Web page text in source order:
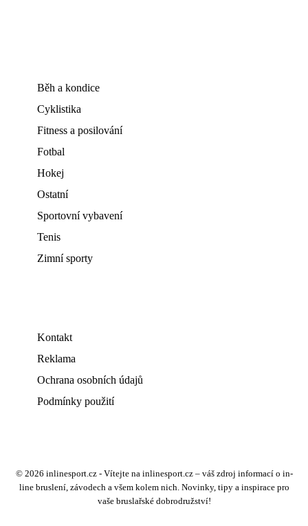
Běh a kondice
Cyklistika
Fitness a posilování
Fotbal
Hokej
Ostatní
Sportovní vybavení
Tenis
Zimní sporty
Kontakt
Reklama
Ochrana osobních údajů
Podmínky použití
© 2026 inlinesport.cz - Vítejte na inlinesport.cz – váš zdroj informací o in-
line bruslení, závodech a všem kolem nich. Novinky, tipy a inspirace pro
vaše bruslařské dobrodružství!